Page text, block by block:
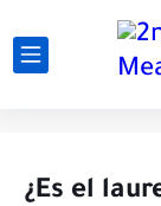
¿Es el